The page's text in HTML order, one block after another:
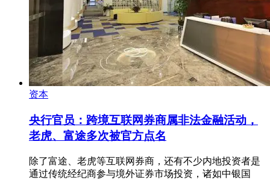
资本
央行官员：跨境互联网券商属非法金融活动，
老虎、富途多次被官方点名
除了富途、老虎等互联网券商，还有不少内地投资者是
通过传统经纪商参与境外证券市场投资，诸如中银国